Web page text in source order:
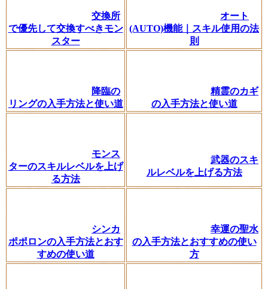
交換所
で優先して交換すべきモン
スター
オート
(AUTO)機能｜スキル使用の法
則
降臨の
リングの入手方法と使い道
精霊のカギ
の入手方法と使い道
モンス
ターのスキルレベルを上げ
る方法
武器のスキ
ルレベルを上げる方法
シンカ
ポポロンの入手方法とおす
すめの使い道
幸運の聖水
の入手方法とおすすめの使い
方